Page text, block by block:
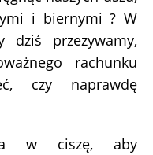
i biernymi ? W
przezywamy,
rachunku
czy naprawdę
w ciszę, aby